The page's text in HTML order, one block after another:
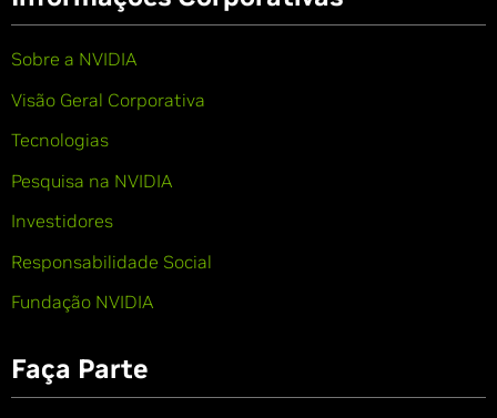
Sobre a NVIDIA
Visão Geral Corporativa
Tecnologias
Pesquisa na NVIDIA
Investidores
Responsabilidade Social
Fundação NVIDIA
Faça Parte